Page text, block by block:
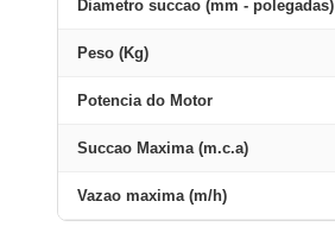
Diametro succao (mm - polegadas)
Peso (Kg)
Potencia do Motor
Succao Maxima (m.c.a)
Vazao maxima (m/h)